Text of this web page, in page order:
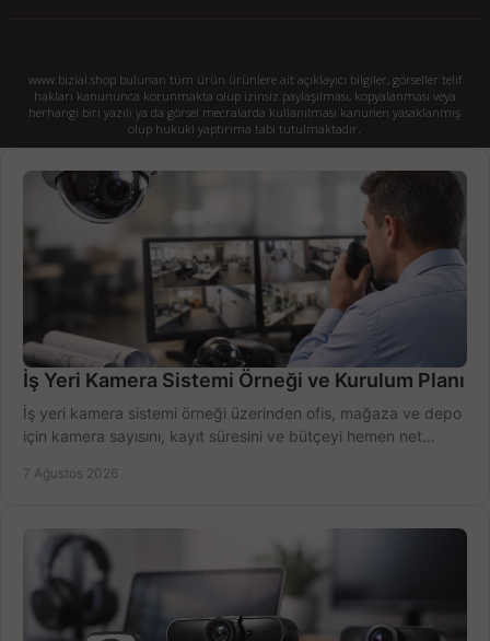
www.bizial.shop bulunan tüm ürün ürünlere ait açıklayıcı bilgiler, görseller telif
hakları kanununca korunmakta olup izinsiz paylaşılması, kopyalanması veya
herhangi biri yazılı ya da görsel mecralarda kullanılması kanunen yasaklanmış
olup hukuki yaptırıma tabi tutulmaktadır.
İş Yeri Kamera Sistemi Örneği ve Kurulum Planı
İş yeri kamera sistemi örneği üzerinden ofis, mağaza ve depo
için kamera sayısını, kayıt süresini ve bütçeyi hemen net
7 Ağustos 2026